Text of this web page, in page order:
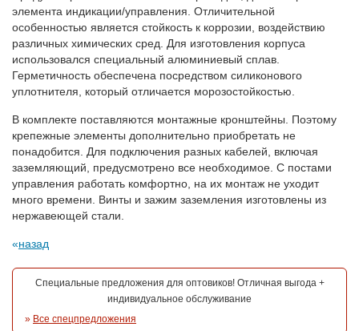
элемента индикации/управления. Отличительной
особенностью является стойкость к коррозии, воздействию
различных химических сред. Для изготовления корпуса
использовался специальный алюминиевый сплав.
Герметичность обеспечена посредством силиконового
уплотнителя, который отличается морозостойкостью.
В комплекте поставляются монтажные кронштейны. Поэтому
крепежные элементы дополнительно приобретать не
понадобится. Для подключения разных кабелей, включая
заземляющий, предусмотрено все необходимое. С постами
управления работать комфортно, на их монтаж не уходит
много времени. Винты и зажим заземления изготовлены из
нержавеющей стали.
назад
Специальные предложения для оптовиков! Отличная выгода +
индивидуальное обслуживание
» Все спецпредложения